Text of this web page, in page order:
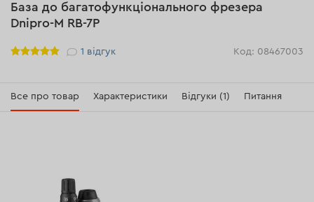
База до багатофункціонального фрезера
Dnipro-M RB-7P
Рейтинг 1 відгук Код: 08467003
Все про товар Характеристики Відгуки (1) Питання